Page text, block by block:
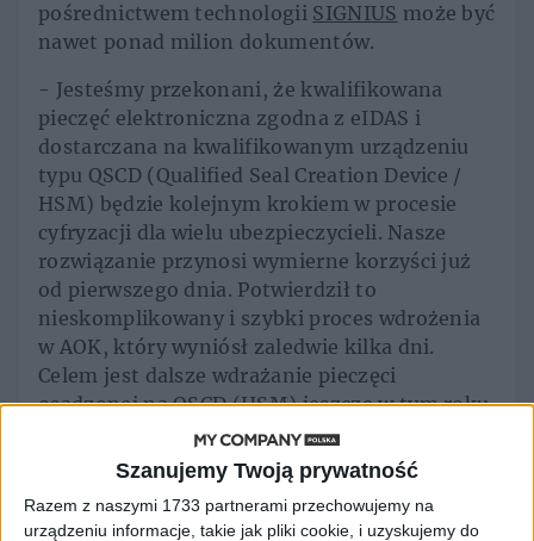
Szanujemy Twoją prywatność
Razem z naszymi 1733 partnerami przechowujemy na
urządzeniu informacje, takie jak pliki cookie, i uzyskujemy do
pośrednictwem technologii SIGNIUS może być
nawet ponad milion dokumentów.
- Jesteśmy przekonani, że kwalifikowana
pieczęć elektroniczna zgodna z eIDAS i
dostarczana na kwalifikowanym urządzeniu
typu QSCD (Qualified Seal Creation Device /
HSM) będzie kolejnym krokiem w procesie
cyfryzacji dla wielu ubezpieczycieli. Nasze
rozwiązanie przynosi wymierne korzyści już
od pierwszego dnia. Potwierdził to
nieskomplikowany i szybki proces wdrożenia
w AOK, który wyniósł zaledwie kilka dni.
Celem jest dalsze wdrażanie pieczęci
osadzonej na QSCD (HSM) jeszcze w tym roku,
a tym samym zwiększenie rocznego
wolumenu automatycznie pieczętowanych
dokumentów - wyjaśnia Jack Piekarski,
współzałożyciel i VP Sales SIGNIUS.